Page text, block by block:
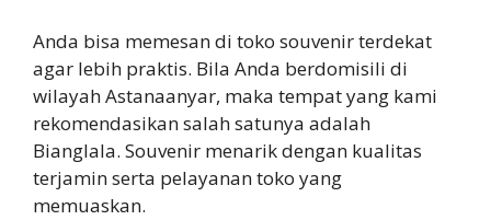
Anda bisa memesan di toko souvenir terdekat
agar lebih praktis. Bila Anda berdomisili di
wilayah Astanaanyar, maka tempat yang kami
rekomendasikan salah satunya adalah
Bianglala. Souvenir menarik dengan kualitas
terjamin serta pelayanan toko yang
memuaskan.